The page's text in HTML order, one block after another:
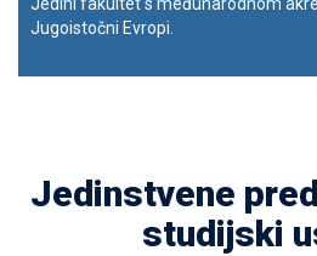
Jugoistočni Evropi.
Jedinstvene
studijski